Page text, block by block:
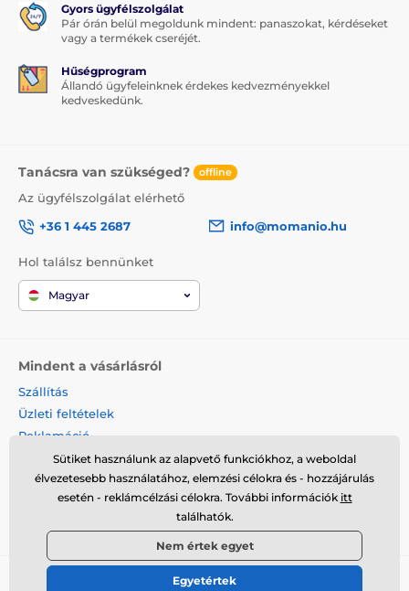
Gyors ügyfélszolgálat
Pár órán belül megoldunk mindent: panaszokat, kérdéseket
vagy a termékek cseréjét.
Hűségprogram
Állandó ügyfeleinknek érdekes kedvezményekkel
kedveskedünk.
Tanácsra van szükséged? offline
Az ügyfélszolgálat elérhető
+36 1 445 2687
info@momanio.hu
Hol találsz bennünket
Magyar
Mindent a vásárlásról
Szállítás
Üzleti feltételek
Reklamáció
Termék visszaküldése
Termék cseréje
Cookies
© 2026 momanio.hu ⦁ Webshop szolgáltatónk a
Sütiket használunk az alapvető funkciókhoz, a weboldal
élvezetesebb használatához, elemzési célokra és - hozzájárulás
esetén - reklámcélzási célokra. További információk itt
találhatók.
Nem értek egyet
Egyetértek